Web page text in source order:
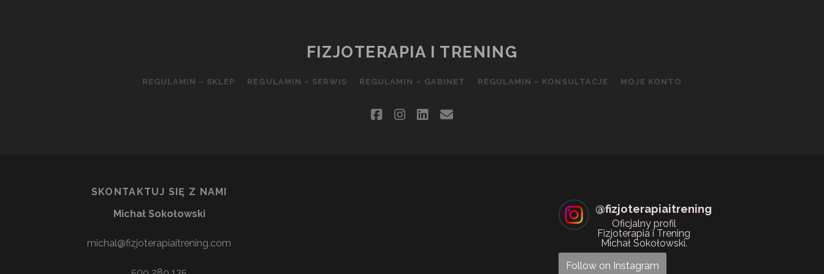
FIZJOTERAPIA I TRENING
REGULAMIN – SKLEP REGULAMIN – SERWIS REGULAMIN – GABINET REGULAMIN – KONSULTACJE MOJE KONTO
facebookinstagram
linkedin
email
SKONTAKTUJ SIĘ Z NAMI
Michał Sokołowski
michal@fizjoterapiaitrening.com
@fizjoterapiaitrening
Oficjalny profil
Fizjoterapia i Trening
Michał Sokołowski.
Follow on Instagram